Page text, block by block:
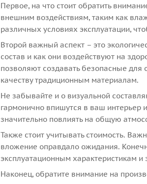
Первое, на что стоит обратить
внешним воздействиям, таким как
различных условиях эксплуатации,
Второй важный аспект – это
состав и как они воздействуют на
позволяют создавать безопасные
качеству традиционным материалам.
Не забывайте и о визуальной
гармонично впишутся в ваш интерьер
значительно повлиять на общую
Также стоит учитывать стоимость.
вложение оправдало ожидания.
эксплуатационным характеристикам и
Наконец, обратите внимание на